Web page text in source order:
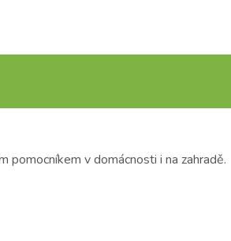
v domácnosti i na zahradě.